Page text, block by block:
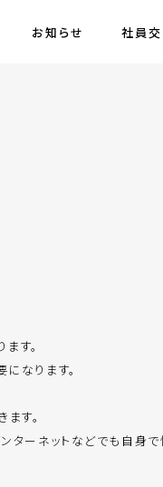
お知らせ 社員
す。
なります。
す。
ターネットなどでも自身